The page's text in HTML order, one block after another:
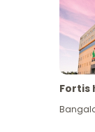
Fortis